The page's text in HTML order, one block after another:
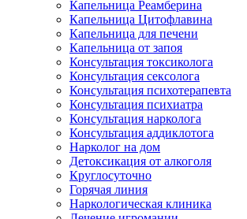
Капельница Реамберина
Капельница Цитофлавина
Капельница для печени
Капельница от запоя
Консультация токсиколога
Консультация сексолога
Консультация психотерапевта
Консультация психиатра
Консультация нарколога
Консультация аддиклотога
Нарколог на дом
Детоксикация от алкоголя
Круглосуточно
Горячая линия
Наркологическая клиника